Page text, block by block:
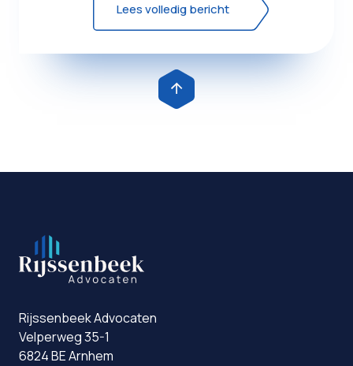
Lees volledig bericht
Rijssenbeek Advocaten
Velperweg 35-1
6824 BE Arnhem